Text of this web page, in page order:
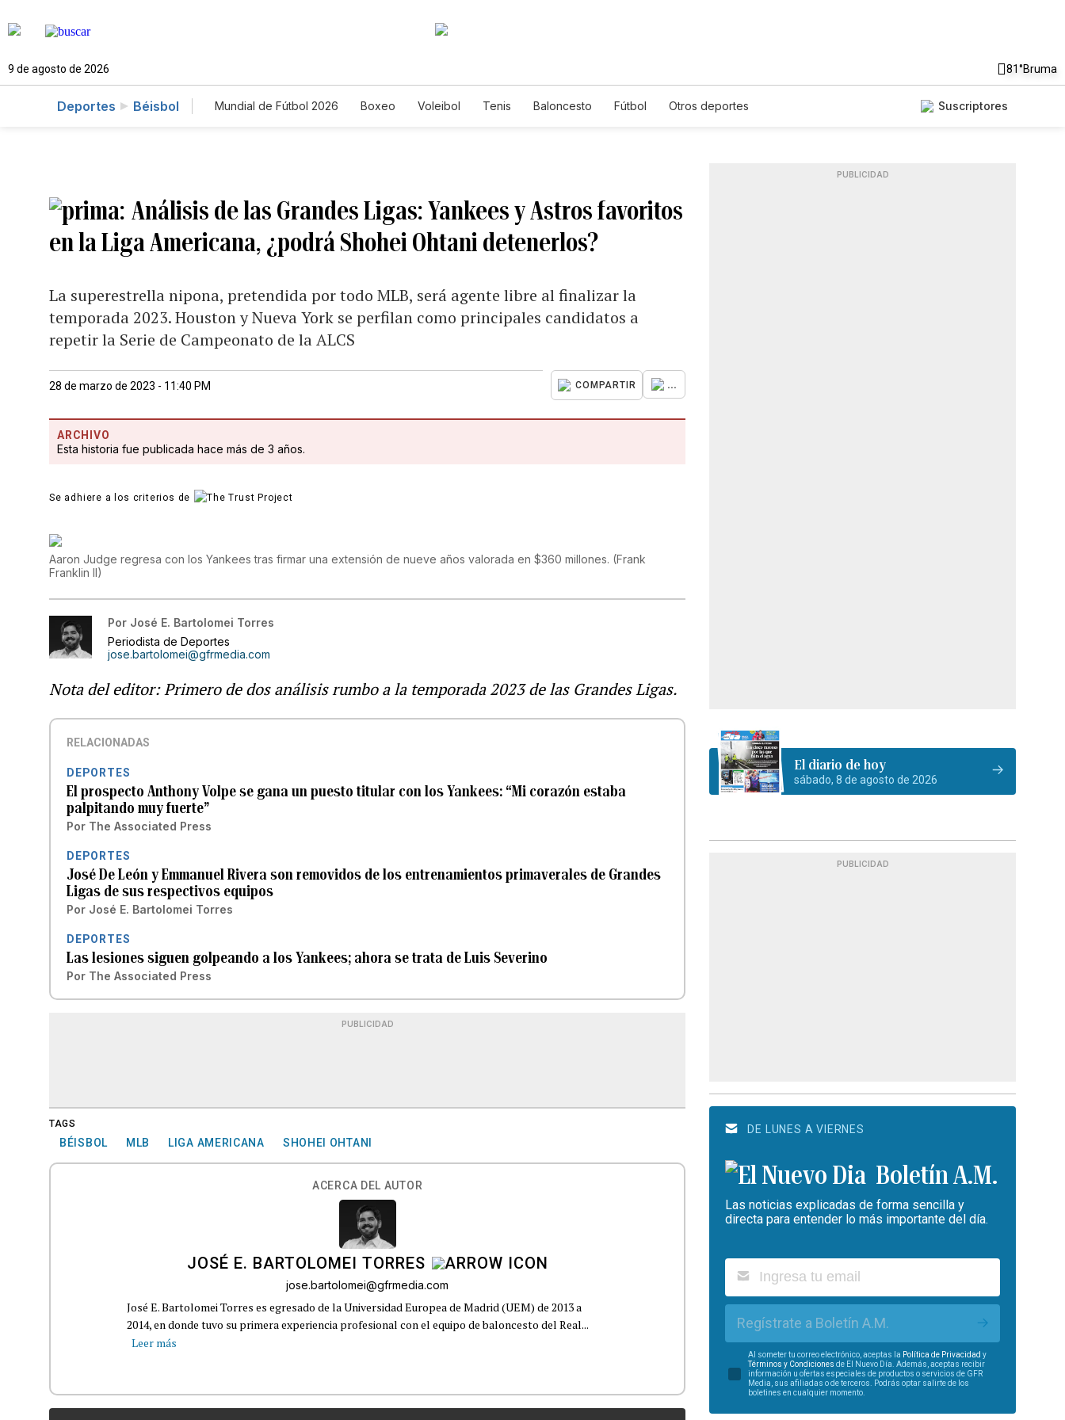
9 de agosto de 2026 81°Bruma
Deportes Béisbol Mundial de Fútbol 2026 Boxeo Voleibol Tenis Baloncesto Fútbol Otros deportes Suscriptores
Análisis de las Grandes Ligas: Yankees y Astros favoritos
en la Liga Americana, ¿podrá Shohei Ohtani detenerlos?
La superestrella nipona, pretendida por todo MLB, será agente libre al finalizar la
temporada 2023. Houston y Nueva York se perfilan como principales candidatos a
repetir la Serie de Campeonato de la ALCS
28 de marzo de 2023 - 11:40 PM COMPARTIR ...
ARCHIVO
Esta historia fue publicada hace más de 3 años.
Se adhiere a los criterios de
Aaron Judge regresa con los Yankees tras firmar una extensión de nueve años valorada en $360 millones. (Frank
Franklin II)
Por José E. Bartolomei Torres
Periodista de Deportes
jose.bartolomei@gfrmedia.com
Nota del editor: Primero de dos análisis rumbo a la temporada 2023 de las Grandes Ligas.
RELACIONADAS
DEPORTES
El prospecto Anthony Volpe se gana un puesto titular con los Yankees: “Mi corazón estaba
palpitando muy fuerte”
Por The Associated Press
DEPORTES
José De León y Emmanuel Rivera son removidos de los entrenamientos primaverales de Grandes
Ligas de sus respectivos equipos
Por José E. Bartolomei Torres
DEPORTES
Las lesiones siguen golpeando a los Yankees; ahora se trata de Luis Severino
Por The Associated Press
PUBLICIDAD
TAGS
BÉISBOL MLB LIGA AMERICANA SHOHEI OHTANI
ACERCA DEL AUTOR
JOSÉ E. BARTOLOMEI TORRES
jose.bartolomei@gfrmedia.com
José E. Bartolomei Torres es egresado de la Universidad Europea de Madrid (UEM) de 2013 a
2014, en donde tuvo su primera experiencia profesional con el equipo de baloncesto del Real...
Leer más
PUBLICIDAD
El diario de hoy
sábado, 8 de agosto de 2026
PUBLICIDAD
DE LUNES A VIERNES
Boletín A.M.
Las noticias explicadas de forma sencilla y
directa para entender lo más importante del día.
Regístrate a Boletín A.M.
Al someter tu correo electrónico, aceptas la Política de Privacidad y
Términos y Condiciones de El Nuevo Día. Además, aceptas recibir
información u ofertas especiales de productos o servicios de GFR
Media, sus afiliadas o de terceros. Podrás optar salirte de los
boletines en cualquier momento.